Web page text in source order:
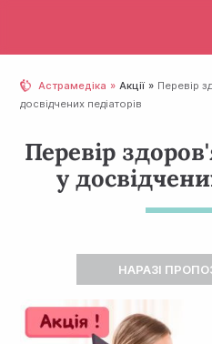
Астрамедіка Акції
Перевір
досвідчених педіаторів
Перевір
у
НАРАЗІ